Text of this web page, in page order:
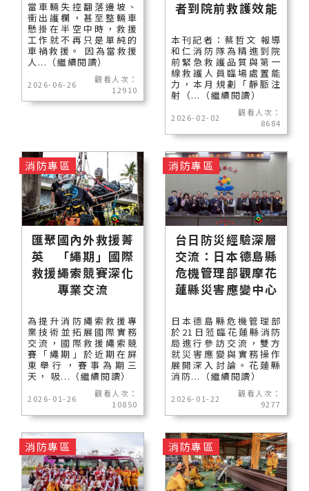
當車輛失控翻落邊坡、
衝出護欄，甚至整輛車
懸掛在半空中時，救援
工作就不再只是單純的
車禍救援。 因為當救援
人...（繼續閱讀）
2026-06-26
觀看人次：
12910
者到院前救護效能
本刊記者：蔡哲文 報導
和仁消防隊為精進到院
前緊急救護品質與第一
線救護人員臨場處置能
力，本月規劃「靜脈注
射（...（繼續閱讀）
2026-02-02
觀看人次：
8684
匯聚國內外救援菁
英 「繩期」國際
救援繩索競賽深化
專業交流
為提升消防繩索救援專
業技術並拓展國際實務
交流，國際救援繩索競
賽「繩期」於近期在屏
東舉行，賽事為期三
天， 吸...（繼續閱讀）
2026-01-26
觀看人次：
10850
消防專區
台日防災經驗深層
交流：日本德島縣
危機管理部觀摩花
蓮縣災害應變中心
日本德島縣危機管理部
於21日蒞臨花蓮縣消防
局進行參訪交流，雙方
就災害應變與實務操作
展開深入討論。花蓮縣
消防...（繼續閱讀）
2026-01-22
觀看人次：
9277
消防專區
消防專區 消防專區